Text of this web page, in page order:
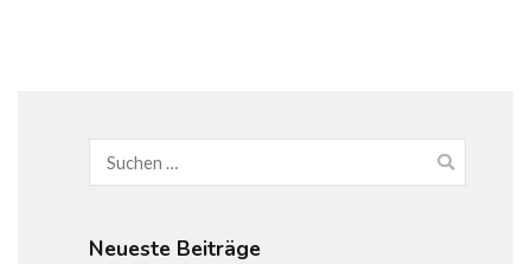
Suchen
nach:
Neueste Beiträge